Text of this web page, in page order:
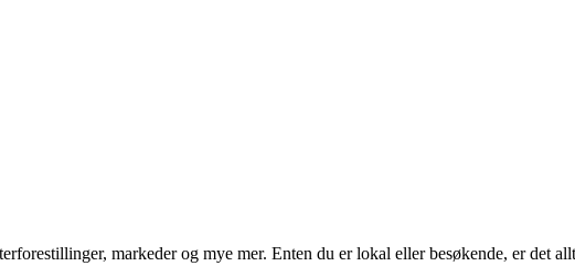
markeder og mye mer. Enten du er lokal eller besøkende, er det